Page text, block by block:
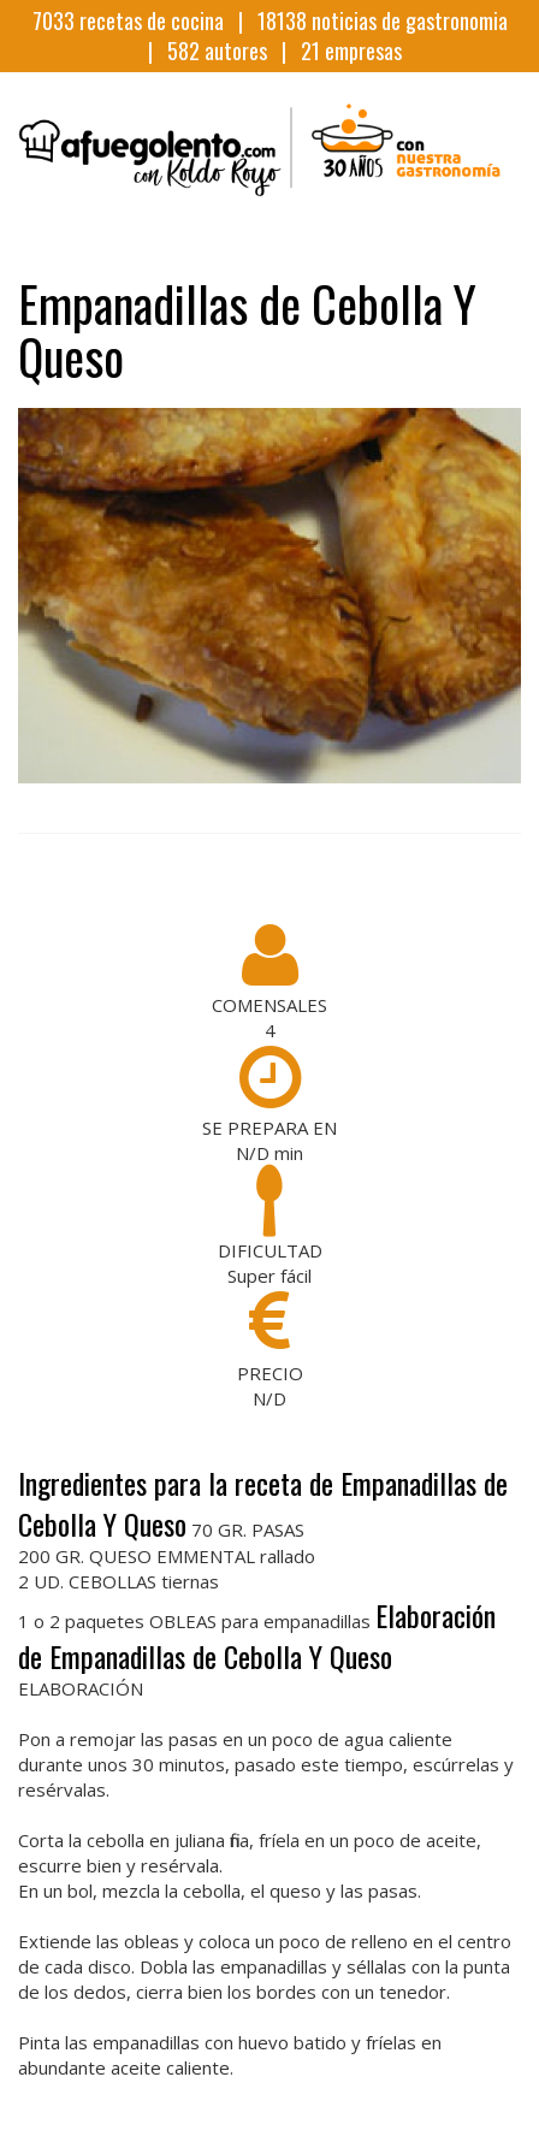
7033 recetas de cocina | 18138 noticias de gastronomia
| 582 autores | 21 empresas
Empanadillas de Cebolla Y
Queso
COMENSALES
4
SE PREPARA EN
N/D min
DIFICULTAD
Super fácil
PRECIO
N/D
Ingredientes para la receta de Empanadillas de
Cebolla Y Queso 70 GR. PASAS
200 GR. QUESO EMMENTAL rallado
2 UD. CEBOLLAS tiernas
1 o 2 paquetes OBLEAS para empanadillas Elaboración
de Empanadillas de Cebolla Y Queso
ELABORACIÓN
Pon a remojar las pasas en un poco de agua caliente
durante unos 30 minutos, pasado este tiempo, escúrrelas y
resérvalas.
Corta la cebolla en juliana fina, fríela en un poco de aceite,
escurre bien y resérvala.
En un bol, mezcla la cebolla, el queso y las pasas.
Extiende las obleas y coloca un poco de relleno en el centro
de cada disco. Dobla las empanadillas y séllalas con la punta
de los dedos, cierra bien los bordes con un tenedor.
Pinta las empanadillas con huevo batido y fríelas en
abundante aceite caliente.